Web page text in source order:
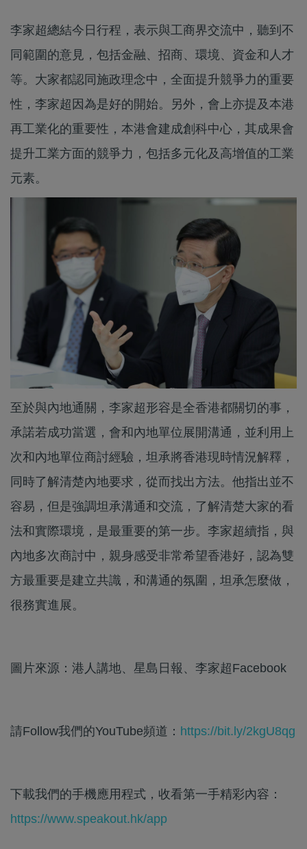
李家超總結今日行程，表示與工商界交流中，聽到不
同範圍的意見，包括金融、招商、環境、資金和人才
等。大家都認同施政理念中，全面提升競爭力的重要
性，李家超因為是好的開始。另外，會上亦提及本港
再工業化的重要性，本港會建成創科中心，其成果會
提升工業方面的競爭力，包括多元化及高增值的工業
元素。
至於與內地通關，李家超形容是全香港都關切的事，
承諾若成功當選，會和內地單位展開溝通，並利用上
次和內地單位商討經驗，坦承將香港現時情況解釋，
同時了解清楚內地要求，從而找出方法。他指出並不
容易，但是強調坦承溝通和交流，了解清楚大家的看
法和實際環境，是最重要的第一步。李家超續指，與
內地多次商討中，親身感受非常希望香港好，認為雙
方最重要是建立共識，和溝通的氛圍，坦承怎麼做，
很務實進展。
圖片來源：港人講地、星島日報、李家超Facebook
請Follow我們的YouTube頻道： https://bit.ly/2kgU8qg
下載我們的手機應用程式，收看第一手精彩內容：
https://www.speakout.hk/app